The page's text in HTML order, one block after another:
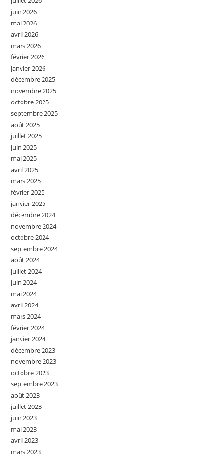
juin 2026
mai 2026
avril 2026
mars 2026
février 2026
janvier 2026
décembre 2025
novembre 2025
octobre 2025
septembre 2025
août 2025
juillet 2025
juin 2025
mai 2025
avril 2025
mars 2025
février 2025
janvier 2025
décembre 2024
novembre 2024
octobre 2024
septembre 2024
août 2024
juillet 2024
juin 2024
mai 2024
avril 2024
mars 2024
février 2024
janvier 2024
décembre 2023
novembre 2023
octobre 2023
septembre 2023
août 2023
juillet 2023
juin 2023
mai 2023
avril 2023
mars 2023